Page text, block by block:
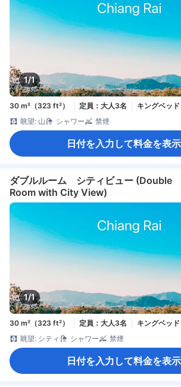
1/1
30 m²（323 ft²） 定員：大人3名
キングベッ
眺望: 山
シャワー 禁煙
日付を入力して料金を表
ダブルルーム シティビュー (Double
Room with City View)
1/1
30 m²（323 ft²） 定員：大人3名
キングベッ
眺望: シティ
シャワー 禁煙
日付を入力して料金を表